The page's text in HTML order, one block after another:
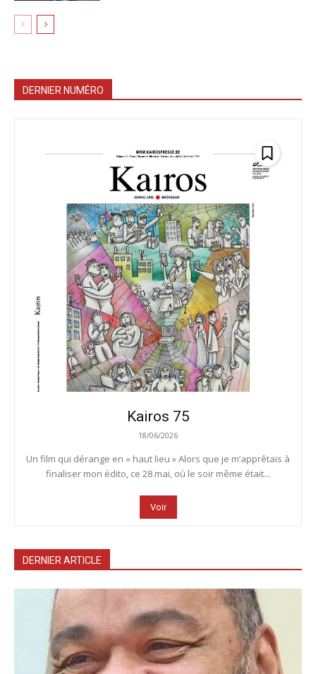
DERNIER NUMÉRO
Kairos 75
18/06/2026
Un film qui dérange en « haut lieu » Alors que je m’apprêtais à
finaliser mon édito, ce 28 mai, où le soir même était...
Voir
DERNIER ARTICLE